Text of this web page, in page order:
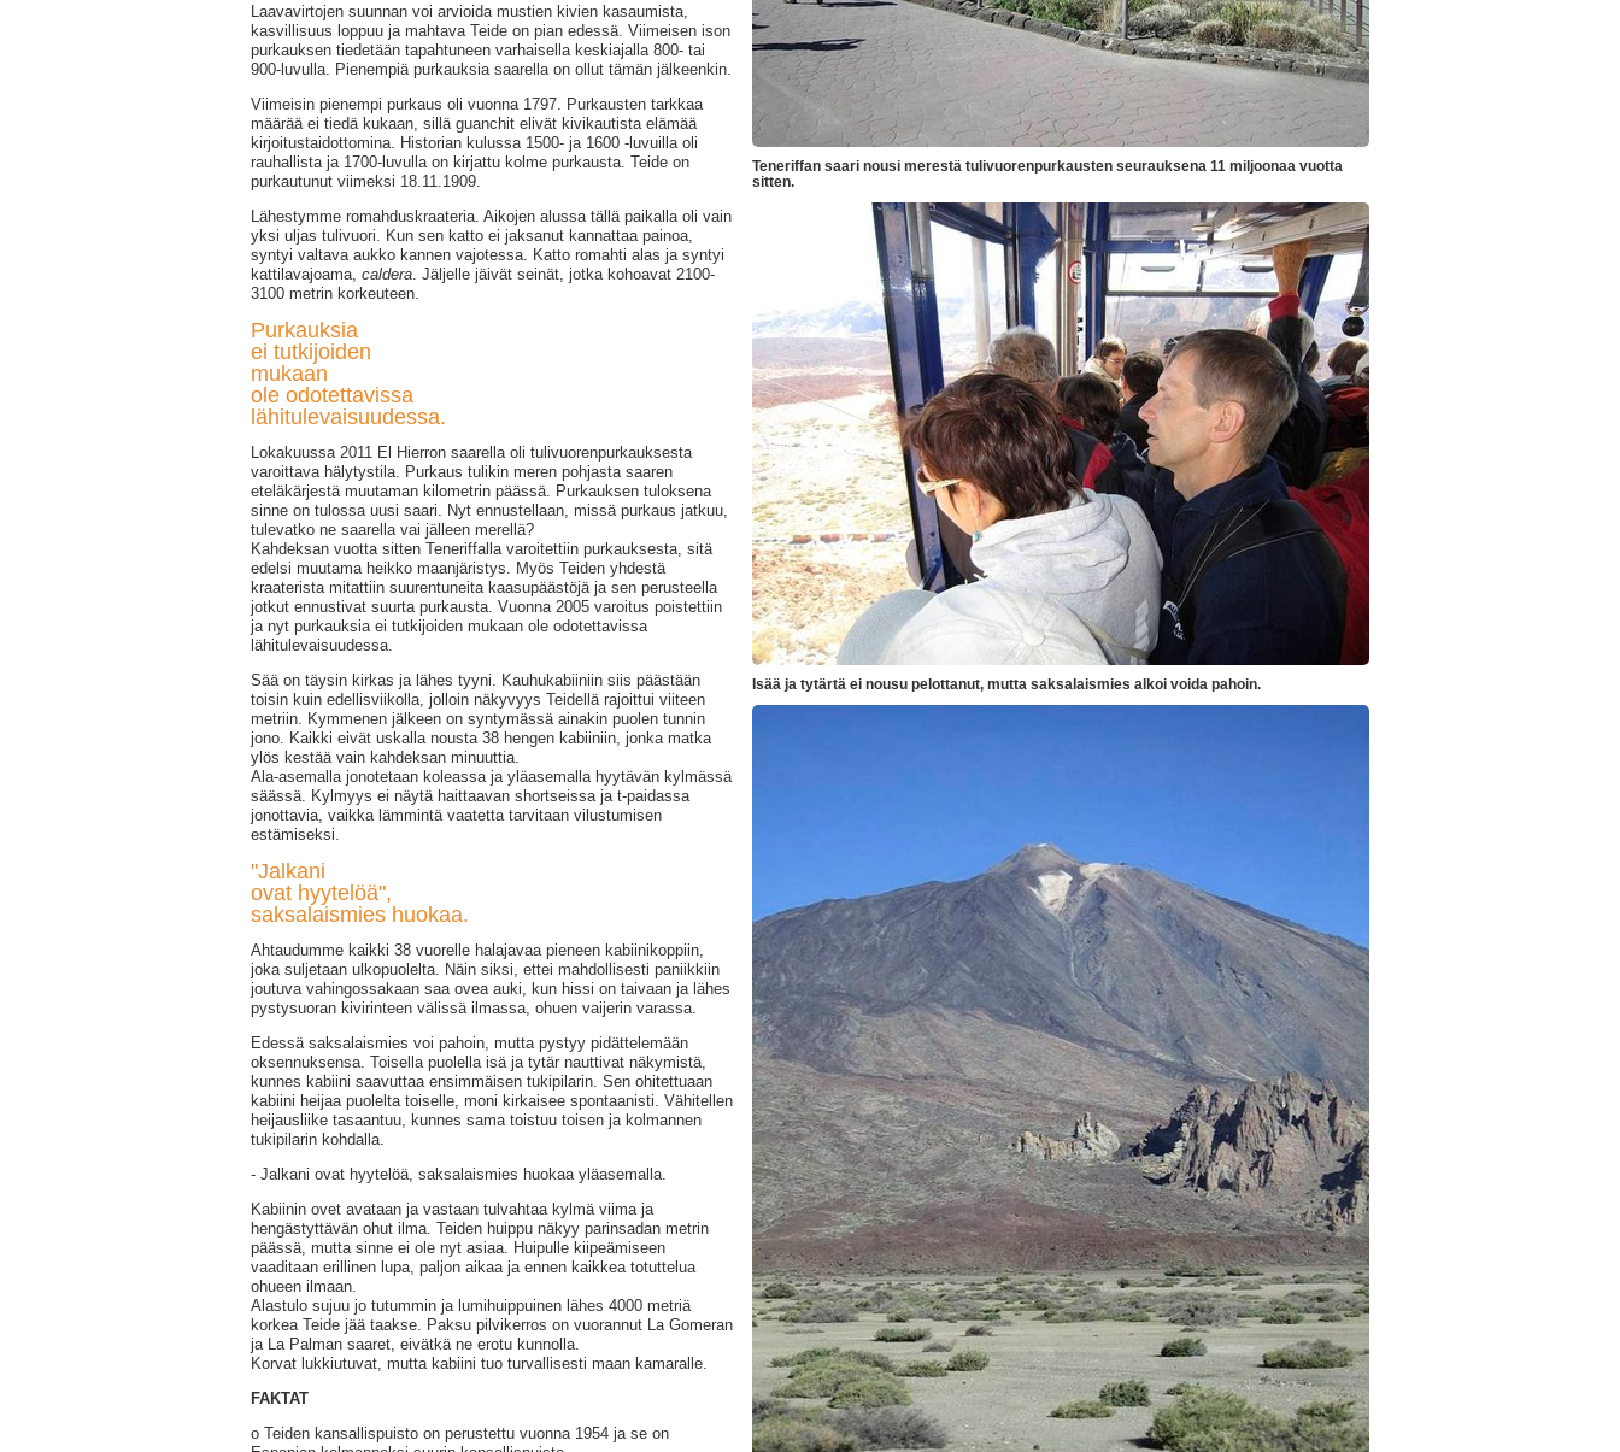
Laavavirtojen suunnan voi arvioida mustien kivien kasaumista,
kasvillisuus loppuu ja mahtava Teide on pian edessä. Viimeisen ison
purkauksen tiedetään tapahtuneen varhaisella keskiajalla 800- tai
900-luvulla. Pienempiä purkauksia saarella on ollut tämän jälkeenkin.
Viimeisin pienempi purkaus oli vuonna 1797. Purkausten tarkkaa
määrää ei tiedä kukaan, sillä guanchit elivät kivikautista elämää
kirjoitustaidottomina. Historian kulussa 1500- ja 1600 -luvuilla oli
rauhallista ja 1700-luvulla on kirjattu kolme purkausta. Teide on
purkautunut viimeksi 18.11.1909.
Lähestymme romahduskraateria. Aikojen alussa tällä paikalla oli vain
yksi uljas tulivuori. Kun sen katto ei jaksanut kannattaa painoa,
syntyi valtava aukko kannen vajotessa. Katto romahti alas ja syntyi
kattilavajoama, caldera. Jäljelle jäivät seinät, jotka kohoavat 2100-
3100 metrin korkeuteen.
Purkauksia
ei tutkijoiden
mukaan
ole odotettavissa
lähitulevaisuudessa.
Lokakuussa 2011 El Hierron saarella oli tulivuorenpurkauksesta
varoittava hälytystila. Purkaus tulikin meren pohjasta saaren
eteläkärjestä muutaman kilometrin päässä. Purkauksen tuloksena
sinne on tulossa uusi saari. Nyt ennustellaan, missä purkaus jatkuu,
tulevatko ne saarella vai jälleen merellä?
Kahdeksan vuotta sitten Teneriffalla varoitettiin purkauksesta, sitä
edelsi muutama heikko maanjäristys. Myös Teiden yhdestä
kraaterista mitattiin suurentuneita kaasupäästöjä ja sen perusteella
jotkut ennustivat suurta purkausta. Vuonna 2005 varoitus poistettiin
ja nyt purkauksia ei tutkijoiden mukaan ole odotettavissa
lähitulevaisuudessa.
Sää on täysin kirkas ja lähes tyyni. Kauhukabiiniin siis päästään
toisin kuin edellisviikolla, jolloin näkyvyys Teidellä rajoittui viiteen
metriin. Kymmenen jälkeen on syntymässä ainakin puolen tunnin
jono. Kaikki eivät uskalla nousta 38 hengen kabiiniin, jonka matka
ylös kestää vain kahdeksan minuuttia.
Ala-asemalla jonotetaan koleassa ja yläasemalla hyytävän kylmässä
säässä. Kylmyys ei näytä haittaavan shortseissa ja t-paidassa
jonottavia, vaikka lämmintä vaatetta tarvitaan vilustumisen
estämiseksi.
"Jalkani
ovat hyytelöä",
saksalaismies huokaa.
Ahtaudumme kaikki 38 vuorelle halajavaa pieneen kabiinikoppiin,
joka suljetaan ulkopuolelta. Näin siksi, ettei mahdollisesti paniikkiin
joutuva vahingossakaan saa ovea auki, kun hissi on taivaan ja lähes
pystysuoran kivirinteen välissä ilmassa, ohuen vaijerin varassa.
Edessä saksalaismies voi pahoin, mutta pystyy pidättelemään
oksennuksensa. Toisella puolella isä ja tytär nauttivat näkymistä,
kunnes kabiini saavuttaa ensimmäisen tukipilarin. Sen ohitettuaan
kabiini heijaa puolelta toiselle, moni kirkaisee spontaanisti. Vähitellen
heijausliike tasaantuu, kunnes sama toistuu toisen ja kolmannen
tukipilarin kohdalla.
- Jalkani ovat hyytelöä, saksalaismies huokaa yläasemalla.
Kabiinin ovet avataan ja vastaan tulvahtaa kylmä viima ja
hengästyttävän ohut ilma. Teiden huippu näkyy parinsadan metrin
päässä, mutta sinne ei ole nyt asiaa. Huipulle kiipeämiseen
vaaditaan erillinen lupa, paljon aikaa ja ennen kaikkea totuttelua
ohueen ilmaan.
Alastulo sujuu jo tutummin ja lumihuippuinen lähes 4000 metriä
korkea Teide jää taakse. Paksu pilvikerros on vuorannut La Gomeran
ja La Palman saaret, eivätkä ne erotu kunnolla.
Korvat lukkiutuvat, mutta kabiini tuo turvallisesti maan kamaralle.
FAKTAT
o Teiden kansallispuisto on perustettu vuonna 1954 ja se on
Teneriffan saari nousi merestä tulivuorenpurkausten seurauksena 11 miljoonaa vuotta
sitten.
Isää ja tytärtä ei nousu pelottanut, mutta saksalaismies alkoi voida pahoin.